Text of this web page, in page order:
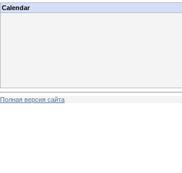
Calendar
Полная версия сайта